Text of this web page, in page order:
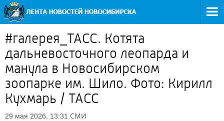
#галерея_ТАСС. Котята
дальневосточного леопарда и
манула в Новосибирском
зоопарке им. Шило. Фото: Кирилл
Кухмарь / ТАСС
29 мая 2026, 13:31 СМИ